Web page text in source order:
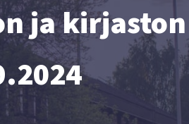
ja kirjaston